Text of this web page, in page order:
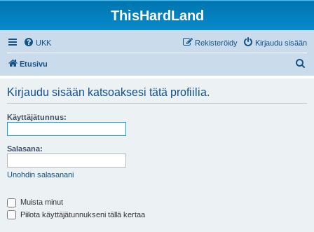
ThisHardLand
UKK Kirjaudu sisään
Rekisteröidy
Etusivu
Kirjaudu sisään katsoaksesi tätä profiilia.
Käyttäjätunnus:
Salasana:
Unohdin salasanani
Muista minut
Piilota käyttäjätunnukseni tällä kertaa